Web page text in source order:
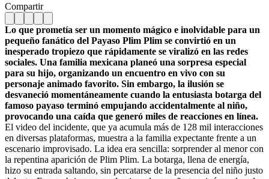
Compartir
Lo que prometía ser un momento mágico e inolvidable para un
pequeño fanático del Payaso Plim Plim se convirtió en un
inesperado tropiezo que rápidamente se viralizó en las redes
sociales. Una familia mexicana planeó una sorpresa especial
para su hijo, organizando un encuentro en vivo con su
personaje animado favorito. Sin embargo, la ilusión se
desvaneció momentáneamente cuando la entusiasta botarga del
famoso payaso terminó empujando accidentalmente al niño,
provocando una caída que generó miles de reacciones en línea.
El video del incidente, que ya acumula más de 128 mil interacciones
en diversas plataformas, muestra a la familia expectante frente a un
escenario improvisado. La idea era sencilla: sorprender al menor con
la repentina aparición de Plim Plim. La botarga, llena de energía,
hizo su entrada saltando, sin percatarse de la presencia del niño justo